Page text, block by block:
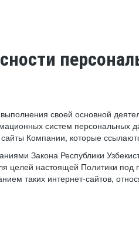
своей основной
систем персональных
Компании, которые
Закона Республики
целей настоящей Политики
таких интернет-сайтов,